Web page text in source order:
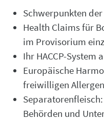
Schwerpunkten
Health Claims für
im Provisorium
Ihr HACCP-System
Europäische
freiwilligen
Behörden und